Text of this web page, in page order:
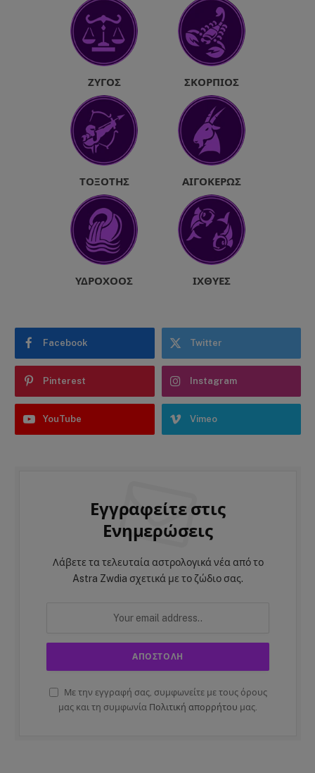
ΖΥΓΌΣ ΣΚΟΡΠΙΌΣ
ΤΟΞΌΤΗΣ ΑΙΓΌΚΕΡΩΣ
ΥΔΡΟΧΌΟΣ ΙΧΘΎΕΣ
Facebook Twitter
Pinterest Instagram
YouTube Vimeo
Εγγραφείτε στις
Ενημερώσεις
Λάβετε τα τελευταία αστρολογικά νέα από το
Astra Zwdia σχετικά με το ζώδιο σας.
Με την εγγραφή σας, συμφωνείτε με τους όρους
μας και τη συμφωνία Πολιτική απορρήτου μας.